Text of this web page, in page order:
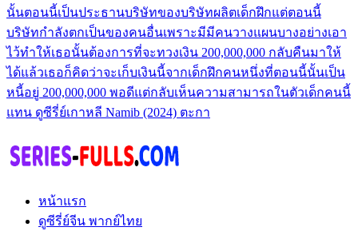
นั้นตอนนี้เป็นประธานบริษัทของบริษัทผลิตเด็กฝึกแต่ตอนนี้
บริษัทกำลังตกเป็นของคนอื่นเพราะมีมีคนวางแผนบางอย่างเอา
ไว้ทำให้เธอนั้นต้องการที่จะทวงเงิน 200,000,000 กลับคืนมาให้
ได้แล้วเธอก็คิดว่าจะเก็บเงินนี้จากเด็กฝึกคนหนึ่งที่ตอนนี้นั้นเป็น
หนี้อยู่ 200,000,000 พอดีแต่กลับเห็นความสามารถในตัวเด็กคนนี้
แทน ดูซีรี่ย์เกาหลี Namib (2024) ตะกา
หน้าแรก
ดูซีรี่ย์จีน พากย์ไทย